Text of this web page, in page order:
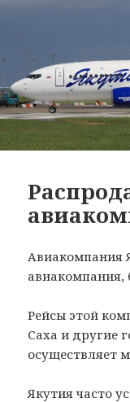
Авиакомпания
авиакомпания,
Рейсы этой
Саха и другие
осуществляет
Якутия часто